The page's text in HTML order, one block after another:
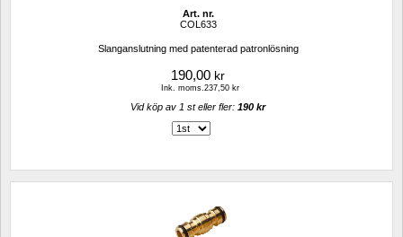
Art. nr.
COL633
Slanganslutning med patenterad patronlösning
190,00 kr
Ink. moms.237,50 kr
Vid köp av 1 st eller fler: 190 kr